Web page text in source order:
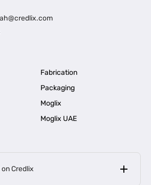
Fabrication
Packaging
Moglix
Moglix UAE
Credlix